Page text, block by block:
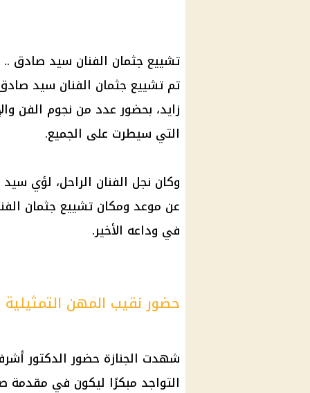
تشييع جثمان الفنان سيد صادق
تم تشييع جثمان الفنان سيد
زايد، بحضور عدد من نجوم الفن
التي سيطرت على الجميع.
وكان نجل الفنان الراحل، لؤي
عن موعد ومكان تشييع جثمان
في وداعه الأخير.
حضور نقيب المهن التمثيلية
شهدت الجنازة حضور الدكتور
التواجد مبكرًا ليكون في مقدمة